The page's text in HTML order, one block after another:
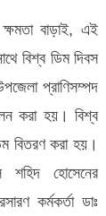
বাড়াই, এই
বিশ্ব ডিম দিবস
প্রাণিসম্পদ
করা হয়। বিশ্ব
বিতরণ করা হয়।
শহিদ হোসেনের
কর্মকর্তা ডাঃ